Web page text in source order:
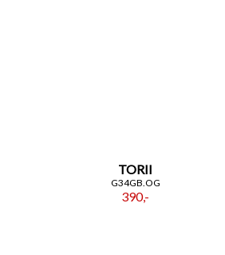
TORII
G34GB.OG
390,-